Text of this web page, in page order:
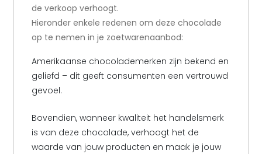
de verkoop verhoogt.
Hieronder enkele redenen om deze chocolade
op te nemen in je zoetwarenaanbod:
Amerikaanse chocolademerken zijn bekend en
geliefd – dit geeft consumenten een vertrouwd
gevoel.
Bovendien, wanneer kwaliteit het handelsmerk
is van deze chocolade, verhoogt het de
waarde van jouw producten en maak je jouw